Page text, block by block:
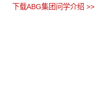
下载ABG集团问学介绍 >>